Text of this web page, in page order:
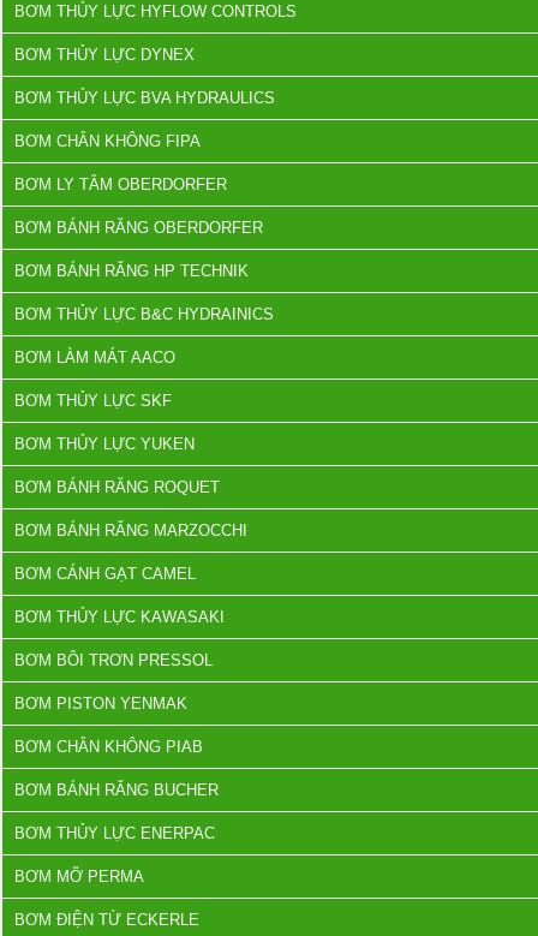
BƠM THỦY LỰC HYFLOW CONTROLS
BƠM THỦY LỰC DYNEX
BƠM THỦY LỰC BVA HYDRAULICS
BƠM CHÂN KHÔNG FIPA
BƠM LY TÂM OBERDORFER
BƠM BÁNH RĂNG OBERDORFER
BƠM BÁNH RĂNG HP TECHNIK
BƠM THỦY LỰC B&C HYDRAINICS
BƠM LÀM MÁT AACO
BƠM THỦY LỰC SKF
BƠM THỦY LỰC YUKEN
BƠM BÁNH RĂNG ROQUET
BƠM BÁNH RĂNG MARZOCCHI
BƠM CÁNH GẠT CAMEL
BƠM THỦY LỰC KAWASAKI
BƠM BÔI TRƠN PRESSOL
BƠM PISTON YENMAK
BƠM CHÂN KHÔNG PIAB
BƠM BÁNH RĂNG BUCHER
BƠM THỦY LỰC ENERPAC
BƠM MỠ PERMA
BƠM ĐIỆN TỪ ECKERLE